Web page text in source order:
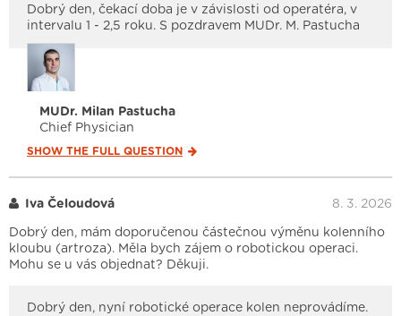
Dobrý den, čekací doba je v závislosti od operatéra, v
intervalu 1 - 2,5 roku. S pozdravem MUDr. M. Pastucha
MUDr. Milan Pastucha
Chief Physician
SHOW THE FULL QUESTION
Iva Čeloudová 8. 3. 2026
Dobrý den, mám doporučenou částečnou výměnu kolenního
kloubu (artroza). Měla bych zájem o robotickou operaci.
Mohu se u vás objednat? Děkuji.
Dobrý den, nyní robotické operace kolen neprovádíme.